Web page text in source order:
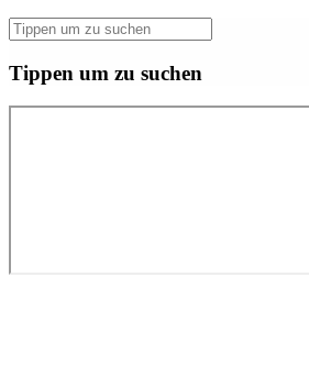
Tippen um zu suchen